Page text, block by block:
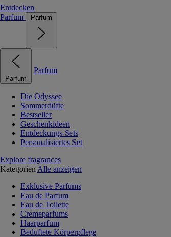
Entdecken
Parfum
Parfum
Parfum
Parfum
Die Odyssee
Sommerdüfte
Bestseller
Geschenkideen
Entdeckungs-Sets
Personalisiertes Set
Explore fragrances
Kategorien Alle anzeigen
Exklusive Parfums
Eau de Parfum
Eau de Toilette
Cremeparfums
Haarparfum
Beduftete Körperpflege